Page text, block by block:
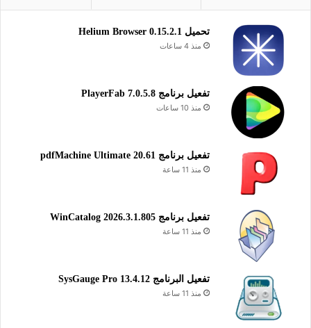
تحميل Helium Browser 0.15.2.1
منذ 4 ساعات
تفعيل برنامج PlayerFab 7.0.5.8
منذ 10 ساعات
تفعيل برنامج pdfMachine Ultimate 20.61
منذ 11 ساعة
تفعيل برنامج WinCatalog 2026.3.1.805
منذ 11 ساعة
تفعيل البرنامج 13.4.12 SysGauge Pro
منذ 11 ساعة